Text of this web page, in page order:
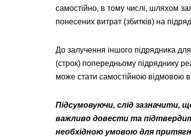
самостійно, в тому числі, шляхом
понесених витрат (збитків) на
До залучення іншого підрядника
(строк) попередньому підряднику
може стати самостійною відмовою в
Підсумовуючи, слід зазначити,
важливо довести та
необхідною умовою для